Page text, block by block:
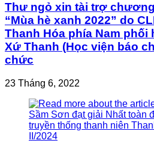
Thư ngỏ xin tài trợ
“Mùa hè xanh 2022” do
Thanh Hóa phía Nam phối
Xứ Thanh (Học viện báo
chức
23 Tháng 6, 2022